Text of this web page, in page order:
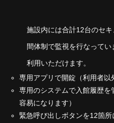
施設内には合計12台のセ
間体制で監視を行なって
利用いただけます。
専用アプリで開錠（利用者以
専用のシステムで入館履歴
容易になります）
緊急呼び出しボタンを12箇